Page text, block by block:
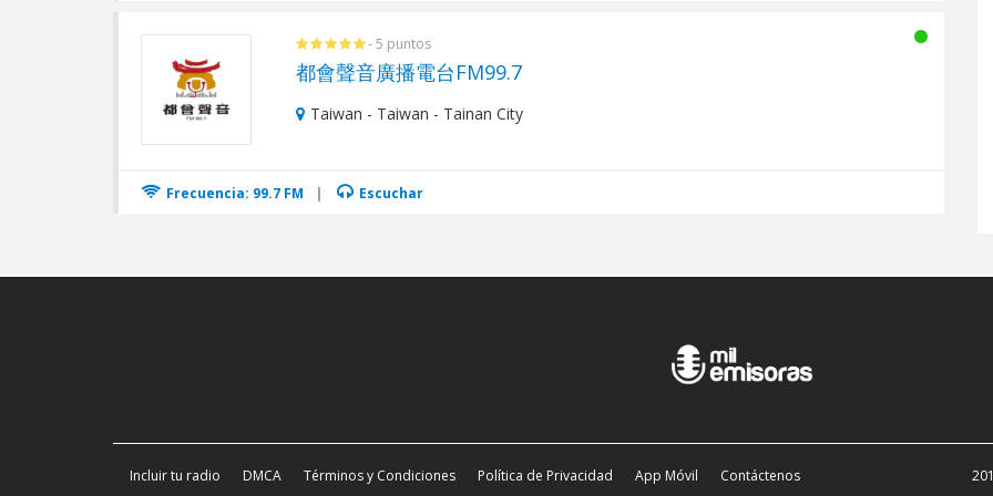
- 5 puntos
都會聲音廣播電台FM99.7
Taiwan - Taiwan - Tainan City
Frecuencia: 99.7 FM | Escuchar
Incluir tu radio DMCA Términos y Condiciones Política de Privacidad App Móvil Contáctenos